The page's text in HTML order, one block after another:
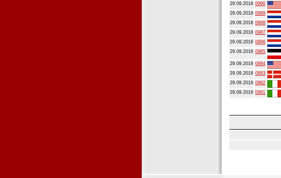
29.09.2018 0990
29.09.2018 0989
29.09.2018 0988
29.09.2018 0987
29.09.2018 0986
29.09.2018 0985
29.09.2018 0984
29.09.2018 0983
29.09.2018 0982
29.09.2018 0981